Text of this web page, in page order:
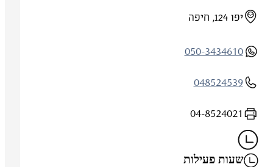
יפו 124, חיפה
050-3434610
048524539
04-8524021
שעות פעילות